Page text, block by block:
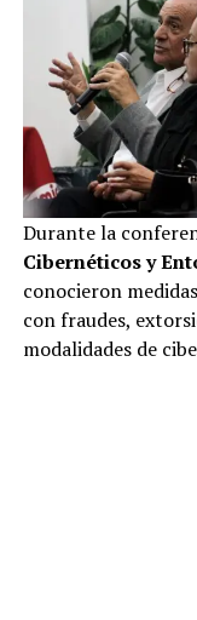
Durante la
Cibernéticos y
conocieron
con fraudes,
modalidades de